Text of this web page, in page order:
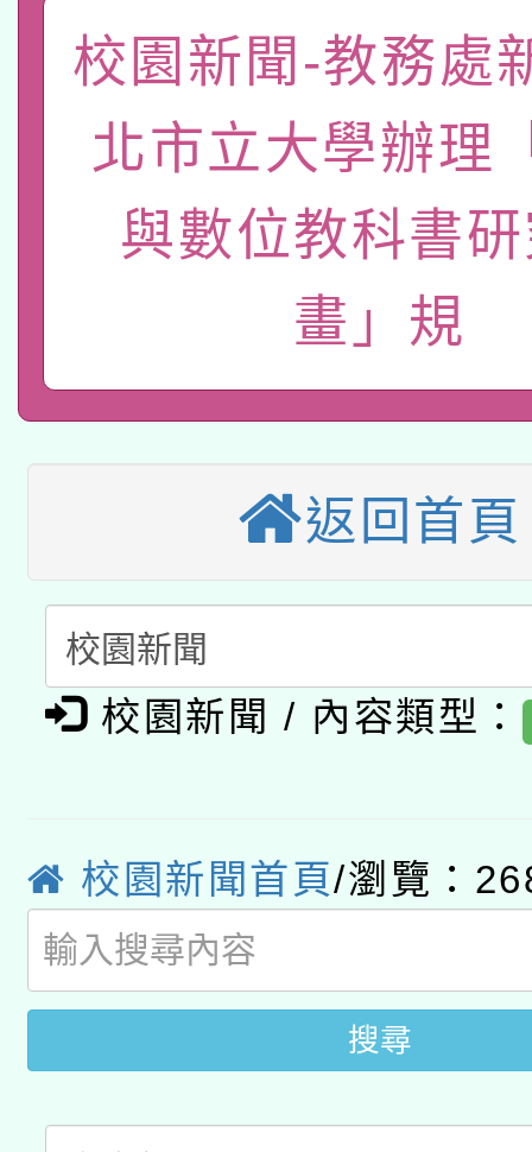
「數位內容與教學軟體
pilot」
有關大陸委員會函釋公
薪期間赴陸應申請許可
轉知經濟部水利署委託
業技術研究院辦理「
用水績優單位及節水達
115年8月22日(星期六
桃園市孔廟祈福系列
開 智慧啟航」
2026年桃園地景藝術
本校115學年度第2次
招甄選結果公告(無人
本館辦理115年度閱讀
暨閱讀推動專業研習
科技賦能─人工智慧
礎課程
A3數位素養講師名單
「數位內容與教學軟體
pilot」
有關大陸委員會函釋公
用水績優單位及節水達
動」
桃園市孔廟祈福系列
開 智慧啟航」
2026年桃園地景藝術
校園新聞-教務處
北市立大學辦理
與數位教科書
畫」規
返回首頁
校園新聞 / 內容類型：
校園新聞首頁/瀏覽：
搜尋